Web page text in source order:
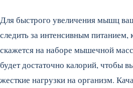
Для быстрого увеличения мышц
следить за интенсивным
скажется на наборе мышечной
будет достаточно калорий, чтобы
жесткие нагрузки на организм.